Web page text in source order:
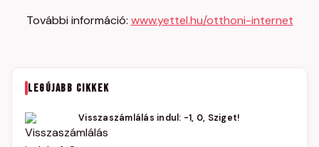
További információ: www.yettel.hu/otthoni-internet
LEGÚJABB CIKKEK
Visszaszámlálás indul: -1, 0, Sziget!